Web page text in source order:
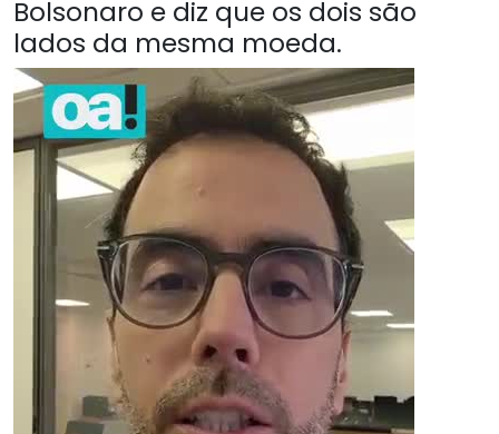
Bolsonaro e diz que os dois são
lados da mesma moeda.